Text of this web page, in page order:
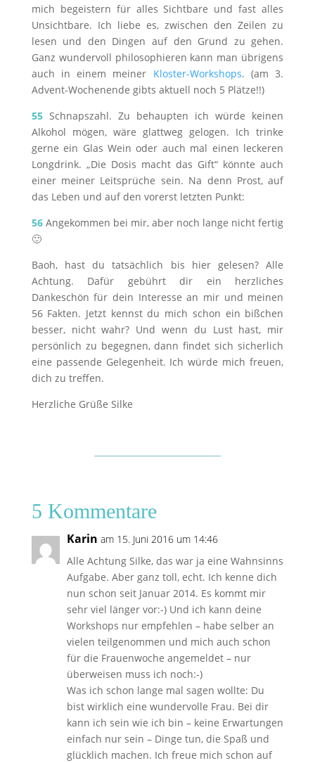
mich begeistern für alles Sichtbare und fast alles
Unsichtbare. Ich liebe es, zwischen den Zeilen zu
lesen und den Dingen auf den Grund zu gehen.
Ganz wundervoll philosophieren kann man übrigens
auch in einem meiner Kloster-Workshops. (am 3.
Advent-Wochenende gibts aktuell noch 5 Plätze!!)
55 Schnapszahl. Zu behaupten ich würde keinen
Alkohol mögen, wäre glattweg gelogen. Ich trinke
gerne ein Glas Wein oder auch mal einen leckeren
Longdrink. „Die Dosis macht das Gift“ könnte auch
einer meiner Leitsprüche sein. Na denn Prost, auf
das Leben und auf den vorerst letzten Punkt:
56Angekommen bei mir, aber noch lange nicht fertig
🙂
Baoh, hast du tatsächlich bis hier gelesen? Alle
Achtung. Dafür gebührt dir ein herzliches
Dankeschön für dein Interesse an mir und meinen
56 Fakten. Jetzt kennst du mich schon ein bißchen
besser, nicht wahr? Und wenn du Lust hast, mir
persönlich zu begegnen, dann findet sich sicherlich
eine passende Gelegenheit. Ich würde mich freuen,
dich zu treffen.
Herzliche Grüße Silke
5 Kommentare
Karin am 15. Juni 2016 um 14:46
Alle Achtung Silke, das war ja eine Wahnsinns
Aufgabe. Aber ganz toll, echt. Ich kenne dich
nun schon seit Januar 2014. Es kommt mir
sehr viel länger vor:-) Und ich kann deine
Workshops nur empfehlen – habe selber an
vielen teilgenommen und mich auch schon
für die Frauenwoche angemeldet – nur
überweisen muss ich noch:-)
Was ich schon lange mal sagen wollte: Du
bist wirklich eine wundervolle Frau. Bei dir
kann ich sein wie ich bin – keine Erwartungen
einfach nur sein – Dinge tun, die Spaß und
glücklich machen. Ich freue mich schon auf